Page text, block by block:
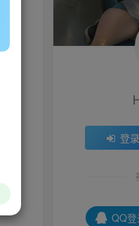
登录
QQ登